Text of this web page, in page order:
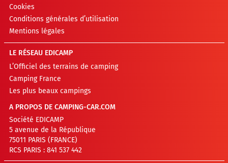
Cookies
Conditions générales d’utilisation
Mentions légales
LE RÉSEAU EDICAMP
L’Officiel des terrains de camping
Camping France
Les plus beaux campings
A PROPOS DE CAMPING-CAR.COM
Société EDICAMP
5 avenue de la République
75011 PARIS (FRANCE)
RCS PARIS : 841 537 442